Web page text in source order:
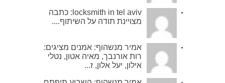
locksmith in tel aviv: כתבה
מצויינת תודה על השיתוף....
אמיר מנשהוף: אמנים מציגים:
רות אורנבך, מאיה אטון, נטלי
אילון, יעל אלון, ז...